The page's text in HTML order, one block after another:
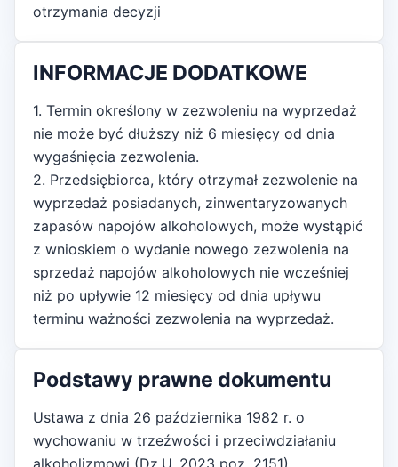
otrzymania decyzji
INFORMACJE DODATKOWE
1. Termin określony w zezwoleniu na wyprzedaż
nie może być dłuższy niż 6 miesięcy od dnia
wygaśnięcia zezwolenia.
2. Przedsiębiorca, który otrzymał zezwolenie na
wyprzedaż posiadanych, zinwentaryzowanych
zapasów napojów alkoholowych, może wystąpić
z wnioskiem o wydanie nowego zezwolenia na
sprzedaż napojów alkoholowych nie wcześniej
niż po upływie 12 miesięcy od dnia upływu
terminu ważności zezwolenia na wyprzedaż.
Podstawy prawne dokumentu
Ustawa z dnia 26 października 1982 r. o
wychowaniu w trzeźwości i przeciwdziałaniu
alkoholizmowi (Dz.U. 2023 poz. 2151)